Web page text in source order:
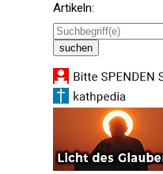
Artikeln: